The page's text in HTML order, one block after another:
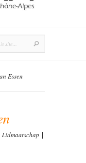
Essen
Lidmaatschap